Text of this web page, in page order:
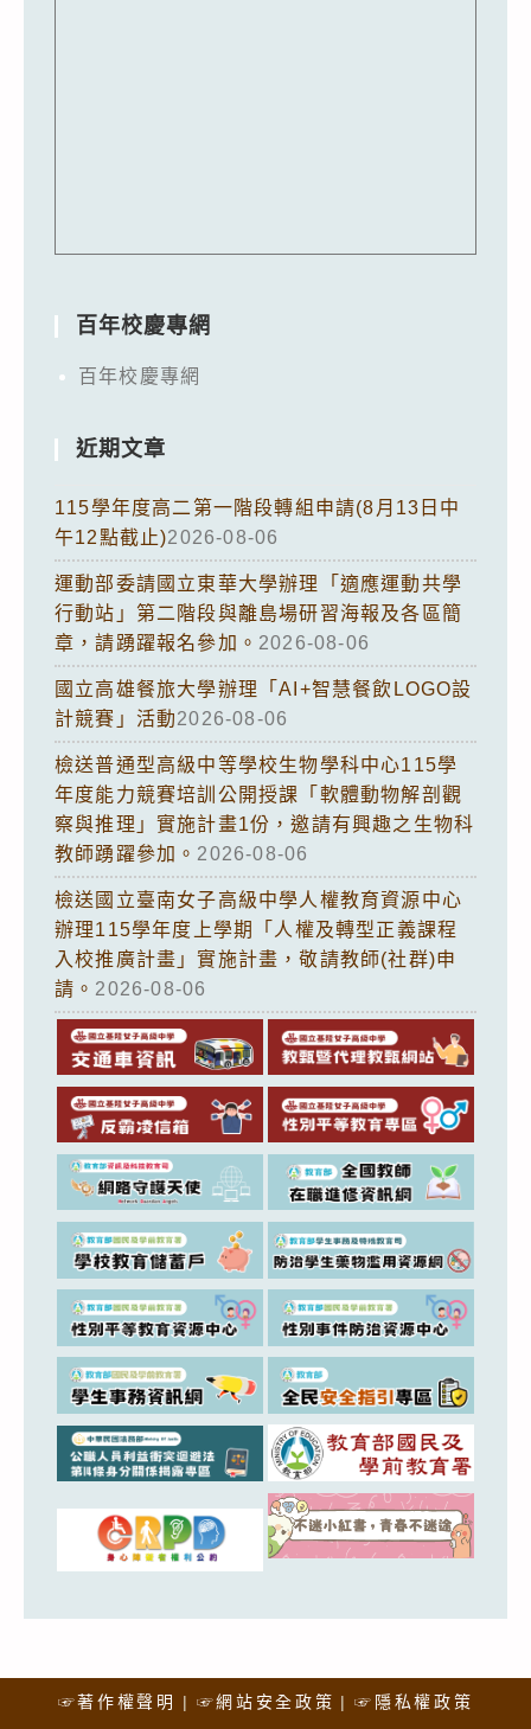
百年校慶專網
百年校慶專網
近期文章
115學年度高二第一階段轉組申請(8月13日中
午12點截止)2026-08-06
運動部委請國立東華大學辦理「適應運動共學
行動站」第二階段與離島場研習海報及各區簡
章，請踴躍報名參加。 2026-08-06
國立高雄餐旅大學辦理「AI+智慧餐飲LOGO設
計競賽」活動2026-08-06
檢送普通型高級中等學校生物學科中心115學
年度能力競賽培訓公開授課「軟體動物解剖觀
察與推理」實施計畫1份，邀請有興趣之生物科
教師踴躍參加。 2026-08-06
檢送國立臺南女子高級中學人權教育資源中心
辦理115學年度上學期「人權及轉型正義課程
入校推廣計畫」實施計畫，敬請教師(社群)申
請。 2026-08-06
☞著作權聲明 ☞網站安全政策 ☞隱私權政策